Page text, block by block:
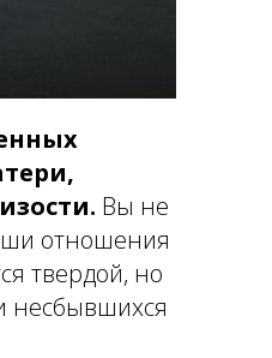
Вы не
отношения
твердой, но
несбывшихся